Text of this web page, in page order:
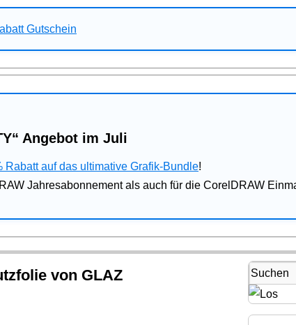
Angebot im Juli
auf das ultimative Grafik-Bundle!
Jahresabonnement als auch für die CorelDRAW
von GLAZ